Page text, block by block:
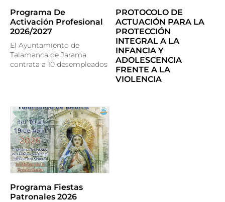
Programa De
Activación Profesional
2026/2027
El Ayuntamiento de
Talamanca de Jarama
contrata a 10 desempleados
PROTOCOLO DE
ACTUACIÓN PARA LA
PROTECCIÓN
INTEGRAL A LA
INFANCIA Y
ADOLESCENCIA
FRENTE A LA
VIOLENCIA
Programa Fiestas
Patronales 2026